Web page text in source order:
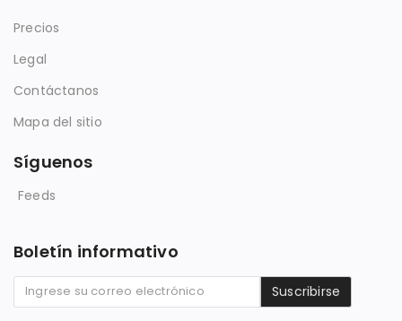
Precios
Legal
Contáctanos
Mapa del sitio
Síguenos
Feeds
Boletín informativo
Suscribirse